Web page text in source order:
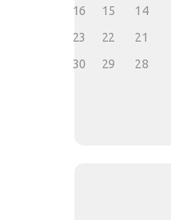
14
15
16
21
22
23
28
29
30